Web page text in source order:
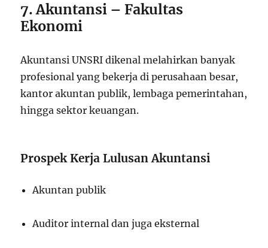
7. Akuntansi – Fakultas
Ekonomi
Akuntansi UNSRI dikenal melahirkan banyak
profesional yang bekerja di perusahaan besar,
kantor akuntan publik, lembaga pemerintahan,
hingga sektor keuangan.
Prospek Kerja Lulusan Akuntansi
Akuntan publik
Auditor internal dan juga eksternal